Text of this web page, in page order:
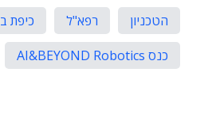
הטכניון רפא"ל כיפת
כנס AI&BEYOND Robotics